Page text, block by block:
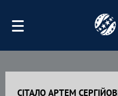
СІТАЛО АРТЕМ